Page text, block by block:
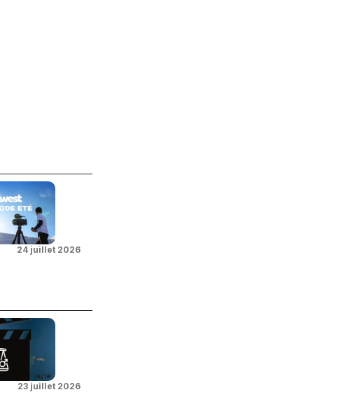
24 juillet 2026
23 juillet 2026